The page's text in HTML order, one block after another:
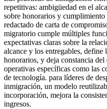
repetitivas: ambigüedad en el
sobre honorarios y
redactado de carta de
migratorio cumple múltiples
expectativas claras sobre la
alcance y los entregables,
honorarios, y deja constancia
operativas específicas como las
de tecnología. para líderes de
inmigración, un modelo
incorporación, mejora la
ingresos.